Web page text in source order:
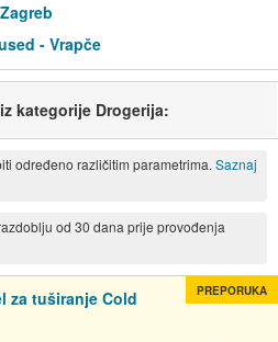
- Vrapče
kategorije Drogerija:
određeno različitim parametrima. Saznaj
od 30 dana prije provođenja
za tuširanje Cold
PREPORUKA